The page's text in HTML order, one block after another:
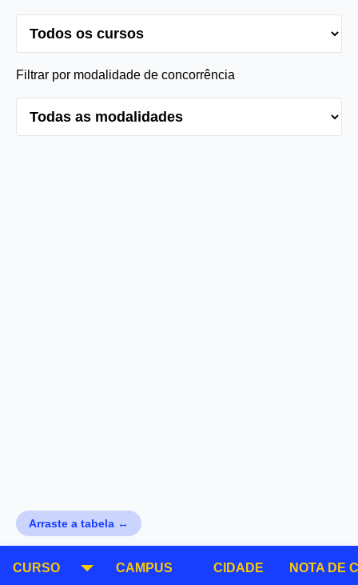
Filtrar por modalidade de concorrência
Arraste a tabela ↔
CURSO CAMPUS CIDADE NOTA DE